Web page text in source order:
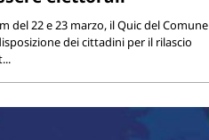
del 22 e 23 marzo, il Quic del Comune
dei cittadini per il rilascio